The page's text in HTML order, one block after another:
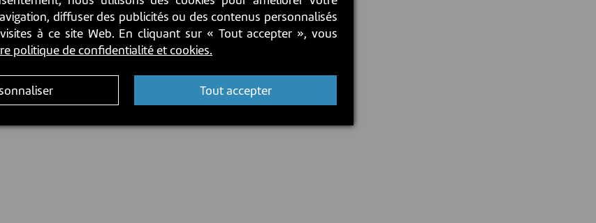
diffuser des publicités ou des contenus personnalisés
à ce site Web. En cliquant sur « Tout accepter », vous
politique de confidentialité et cookies.
Tout accepter